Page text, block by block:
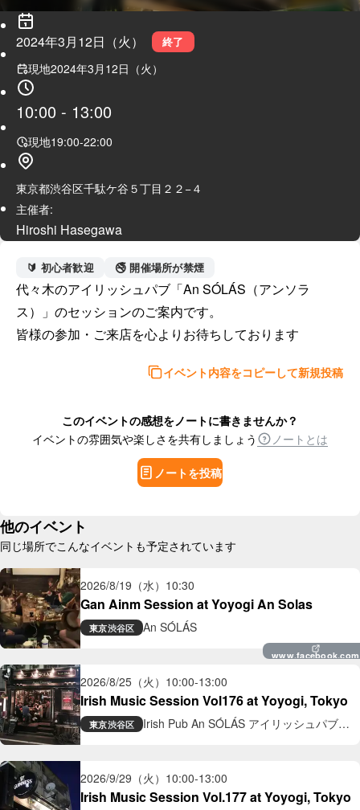
2024年3月12日（火） 終了
現地2024年3月12日（火）
10:00 - 13:00
現地19:00-22:00
東京都渋谷区千駄ケ谷５丁目２２−４
主催者:
Hiroshi Hasegawa
🔰 初心者歓迎 🚭 開催場所が禁煙
代々木のアイリッシュパブ「An SÓLÁS（アンソラ
ス）」のセッションのご案内です。
皆様の参加・ご来店を心よりお待ちしております
イベント内容をコピーして新規投稿
このイベントの感想をノートに書きませんか？
イベントの雰囲気や楽しさを共有しましょう
ノートとは
ノートを投稿
他のイベント
同じ場所でこんなイベントも予定されています
2026/8/19（水） 10:30
Gan Ainm Session at Yoyogi An Solas
東京渋谷区 An SÓLÁS
www.facebook.com
2026/8/25（火） 10:00-13:00
Irish Music Session Vol176 at Yoyogi, Tokyo
東京渋谷区
Irish Pub An SÓLÁS アイリッシュパブ
2026/9/29（火） 10:00-13:00
Irish Music Session Vol.177 at Yoyogi, Tokyo